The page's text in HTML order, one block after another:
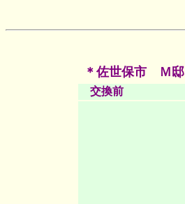
＊佐世保市 Ｍ邸
交換前